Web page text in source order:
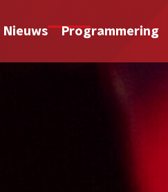
Nieuws Programmering